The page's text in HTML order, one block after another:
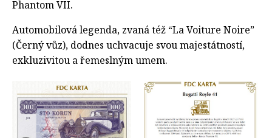
Phantom VII.
Automobilová legenda, zvaná též “La Voiture Noire”
(Černý vůz), dodnes uchvacuje svou majestátností,
exkluzivitou a řemeslným umem.